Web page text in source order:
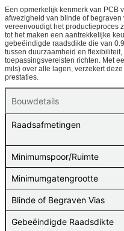
Een opmerkelijk kenmerk van PCB
afwezigheid van blinde of
vereenvoudigt het productieproces
tot het maken een aantrekkelijke
gebeëindigde raadsdikte die van
tussen duurzaamheid en
toepassingsvereisten richten. Met
mils) over alle lagen, verzekert
prestaties.
Bouwdetails
Raadsafmetingen
Minimumspoor/Ruimte
Minimumgatengrootte
Blinde of Begraven Vias
Gebeëindigde Raadsdikte